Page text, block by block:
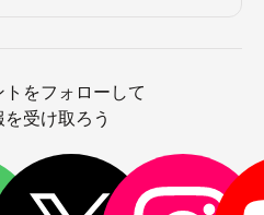
をフォローして
受け取ろう